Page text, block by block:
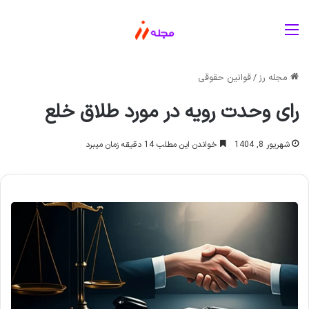
مجله رز/قوانین حقوقی
رای وحدت رویه در مورد طلاق خلع
شهریور 8, 1404 خواندن این مطلب 14 دقیقه زمان میبرد